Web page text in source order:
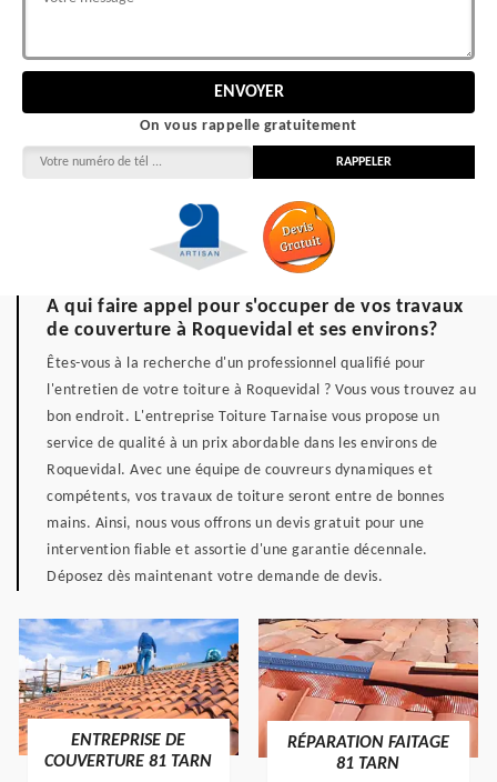
On vous rappelle gratuitement
A qui faire appel pour s'occuper de vos travaux
de couverture à Roquevidal et ses environs?
Êtes-vous à la recherche d'un professionnel qualifié pour
l'entretien de votre toiture à Roquevidal ? Vous vous trouvez au
bon endroit. L'entreprise Toiture Tarnaise vous propose un
service de qualité à un prix abordable dans les environs de
Roquevidal. Avec une équipe de couvreurs dynamiques et
compétents, vos travaux de toiture seront entre de bonnes
mains. Ainsi, nous vous offrons un devis gratuit pour une
intervention fiable et assortie d'une garantie décennale.
Déposez dès maintenant votre demande de devis.
ENTREPRISE DE
COUVERTURE 81 TARN
RÉPARATION FAITAGE
81 TARN